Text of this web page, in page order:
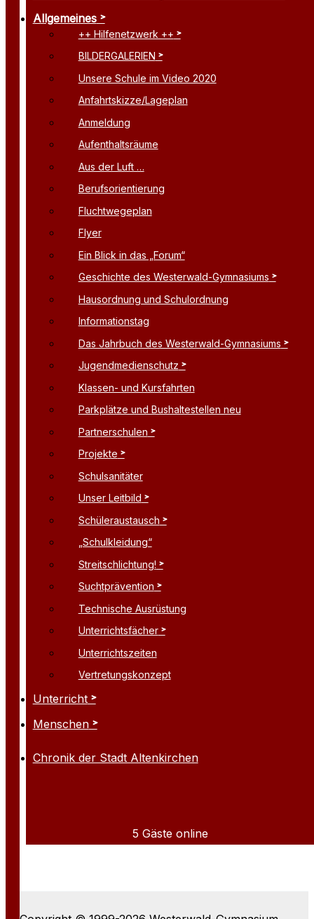
Allgemeines
++ Hilfenetzwerk ++
BILDERGALERIEN
Unsere Schule im Video 2020
Anfahrtskizze/Lageplan
Anmeldung
Aufenthaltsräume
Aus der Luft …
Berufsorientierung
Fluchtwegeplan
Flyer
Ein Blick in das „Forum“
Geschichte des Westerwald-Gymnasiums
Hausordnung und Schulordnung
Informationstag
Das Jahrbuch des Westerwald-Gymnasiums
Jugendmedienschutz
Klassen- und Kursfahrten
Parkplätze und Bushaltestellen neu
Partnerschulen
Projekte
Schulsanitäter
Unser Leitbild
Schüleraustausch
„Schulkleidung“
Streitschlichtung!
Suchtprävention
Technische Ausrüstung
Unterrichtsfächer
Unterrichtszeiten
Vertretungskonzept
Unterricht
Menschen
Chronik der Stadt Altenkirchen
5 Gäste online